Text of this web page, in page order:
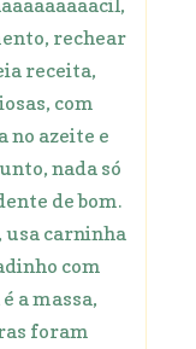
rechear
receita,
com
no azeite e
nada só
de bom.
usa carninha
com
a massa,
foram